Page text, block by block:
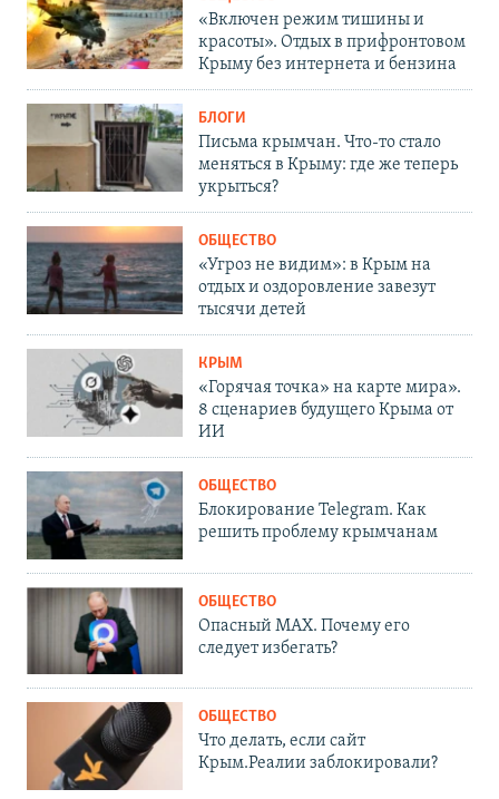
«Включен режим тишины и
красоты». Отдых в прифронтовом
Крыму без интернета и бензина
БЛОГИ
Письма крымчан. Что-то стало
меняться в Крыму: где же теперь
укрыться?
ОБЩЕСТВО
«Угроз не видим»: в Крым на
отдых и оздоровление завезут
тысячи детей
КРЫМ
«Горячая точка» на карте мира».
8 сценариев будущего Крыма от
ИИ
ОБЩЕСТВО
Блокирование Telegram. Как
решить проблему крымчанам
ОБЩЕСТВО
Опасный MAX. Почему его
следует избегать?
ОБЩЕСТВО
Что делать, если сайт
Крым.Реалии заблокировали?